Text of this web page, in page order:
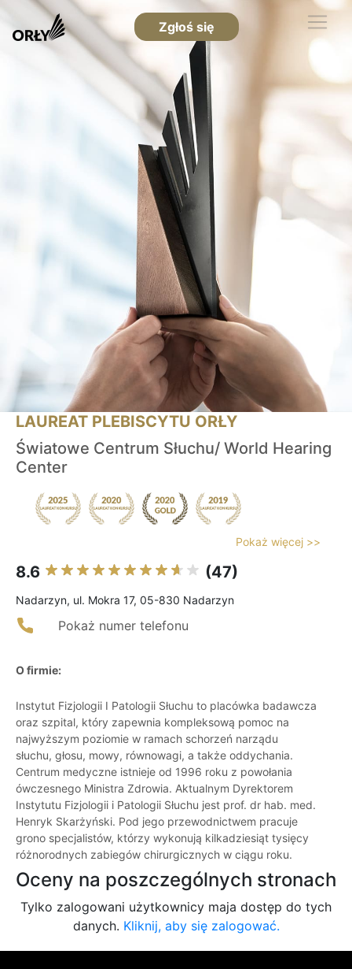
Zgłoś się
LAUREAT PLEBISCYTU ORŁY
Światowe Centrum Słuchu/ World Hearing
Center
Pokaż więcej >>
8.6 (47)
Nadarzyn, ul. Mokra 17, 05-830 Nadarzyn
Pokaż numer telefonu
O firmie:
Instytut Fizjologii I Patologii Słuchu to placówka badawcza
oraz szpital, który zapewnia kompleksową pomoc na
najwyższym poziomie w ramach schorzeń narządu
słuchu, głosu, mowy, równowagi, a także oddychania.
Centrum medyczne istnieje od 1996 roku z powołania
ówczesnego Ministra Zdrowia. Aktualnym Dyrektorem
Instytutu Fizjologii i Patologii Słuchu jest prof. dr hab. med.
Henryk Skarżyński. Pod jego przewodnictwem pracuje
grono specjalistów, którzy wykonują kilkadziesiąt tysięcy
różnorodnych zabiegów chirurgicznych w ciągu roku.
Oceny na poszczególnych stronach
Tylko zalogowani użytkownicy maja dostęp do tych
danych. Kliknij, aby się zalogować.